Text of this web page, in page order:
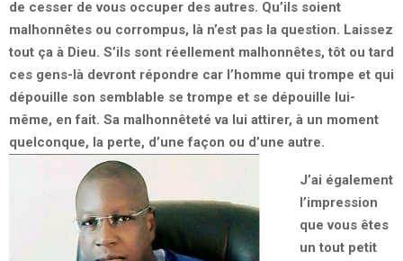
de cesser de vous occuper des autres. Qu’ils soient
malhonnêtes ou corrompus, là n’est pas la question. Laissez
tout ça à Dieu. S’ils sont réellement malhonnêtes, tôt ou tard
ces gens-là devront répondre car l’homme qui trompe et qui
dépouille son semblable se trompe et se dépouille lui-
même, en fait. Sa malhonnêteté va lui attirer, à un moment
quelconque, la perte, d’une façon ou d’une autre.
J’ai également
l’impression
que vous êtes
un tout petit